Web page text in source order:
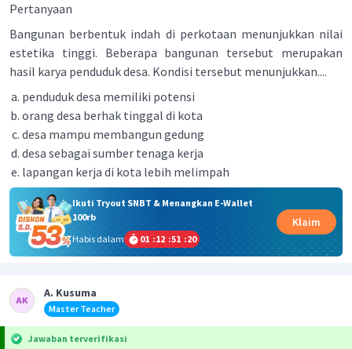
Pertanyaan
Bangunan berbentuk indah di perkotaan menunjukkan nilai
estetika tinggi. Beberapa bangunan tersebut merupakan
hasil karya penduduk desa. Kondisi tersebut menunjukkan....
penduduk desa memiliki potensi
orang desa berhak tinggal di kota
desa mampu membangun gedung
desa sebagai sumber tenaga kerja
lapangan kerja di kota lebih melimpah
Ikuti Tryout SNBT & Menangkan E-Wallet
100rb
Habis dalam
01 :12 :51 :20
Klaim
A. Kusuma
Master Teacher
Jawaban terverifikasi